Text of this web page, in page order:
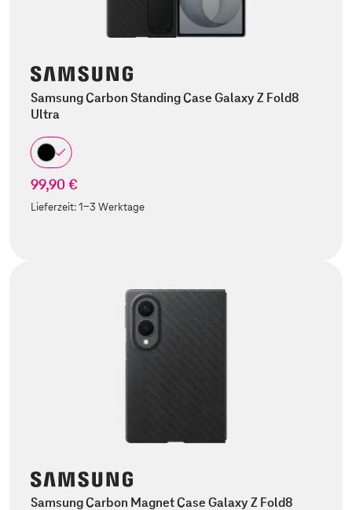
Samsung Carbon Standing Case Galaxy Z Fold8
Ultra
99,90 €
Lieferzeit:1-3 Werktage
Samsung Carbon Magnet Case Galaxy Z Fold8